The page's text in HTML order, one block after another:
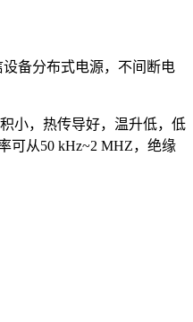
备分布式电源，不间断电
小，热传导好，温升低，低
可从50 kHz~2 MHZ，绝缘